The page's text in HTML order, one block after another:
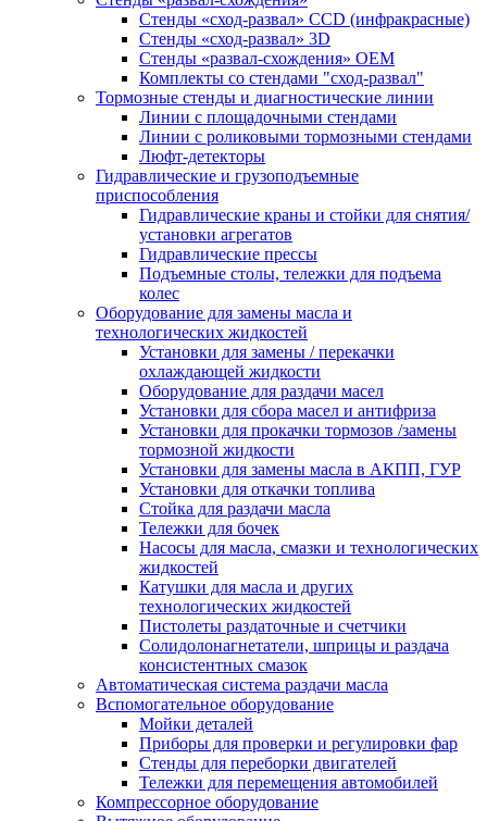
Стенды «сход-развал» CCD (инфракрасные)
Стенды «сход-развал» 3D
Стенды «развал-схождения» ОЕМ
Комплекты со стендами "сход-развал"
Тормозные стенды и диагностические линии
Линии с площадочными стендами
Линии с роликовыми тормозными стендами
Люфт-детекторы
Гидравлические и грузоподъемные
приспособления
Гидравлические краны и стойки для снятия/
установки агрегатов
Гидравлические прессы
Подъемные столы, тележки для подъема
колес
Оборудование для замены масла и
технологических жидкостей
Установки для замены / перекачки
охлаждающей жидкости
Оборудование для раздачи масел
Установки для сбора масел и антифриза
Установки для прокачки тормозов /замены
тормозной жидкости
Установки для замены масла в АКПП, ГУР
Установки для откачки топлива
Стойка для раздачи масла
Тележки для бочек
Насосы для масла, смазки и технологических
жидкостей
Катушки для масла и других
технологических жидкостей
Пистолеты раздаточные и счетчики
Солидолонагнетатели, шприцы и раздача
консистентных смазок
Автоматическая система раздачи масла
Вспомогательное оборудование
Мойки деталей
Приборы для проверки и регулировки фар
Стенды для переборки двигателей
Тележки для перемещения автомобилей
Компрессорное оборудование